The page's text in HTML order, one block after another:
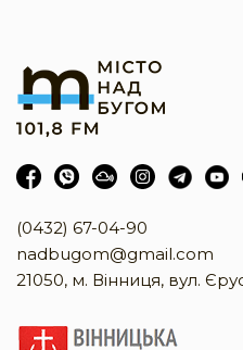
(0432) 67-04-90
nadbugom@gmail.com
21050, м. Вінниця, вул.